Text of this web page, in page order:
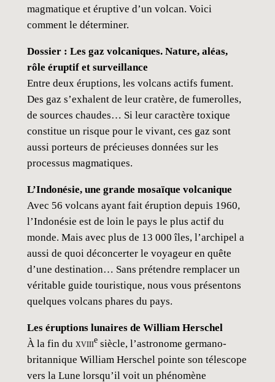
magmatique et éruptive d’un volcan. Voici
comment le déterminer.
Dossier : Les gaz volcaniques. Nature, aléas,
rôle éruptif et surveillance
Entre deux éruptions, les volcans actifs fument.
Des gaz s’exhalent de leur cratère, de fumerolles,
de sources chaudes… Si leur caractère toxique
constitue un risque pour le vivant, ces gaz sont
aussi porteurs de précieuses données sur les
processus magmatiques.
L’Indonésie, une grande mosaïque volcanique
Avec 56 volcans ayant fait éruption depuis 1960,
l’Indonésie est de loin le pays le plus actif du
monde. Mais avec plus de 13 000 îles, l’archipel a
aussi de quoi déconcerter le voyageur en quête
d’une destination… Sans prétendre remplacer un
véritable guide touristique, nous vous présentons
quelques volcans phares du pays.
Les éruptions lunaires de William Herschel
À la fin du xviiiesiècle, l’astronome germano-
britannique William Herschel pointe son télescope
vers la Lune lorsqu’il voit un phénomène